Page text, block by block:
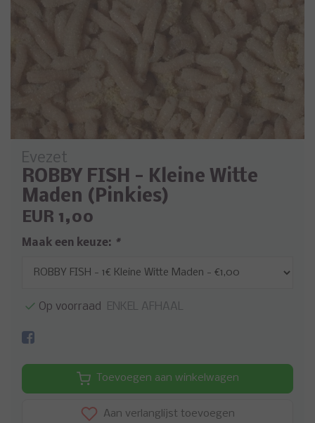
Evezet
ROBBY FISH - Kleine Witte
Maden (Pinkies)
EUR 1,00
Maak een keuze: *
Op voorraad ENKEL AFHAAL
Toevoegen aan winkelwagen
Aan verlanglijst toevoegen